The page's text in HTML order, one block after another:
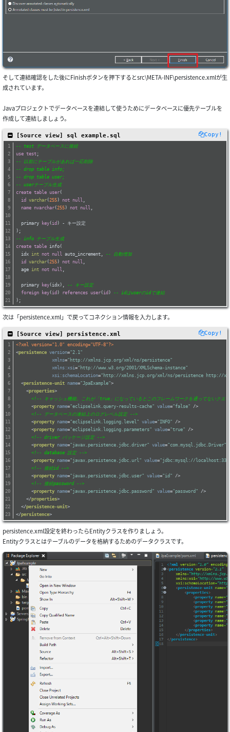
そして連結確認をした後にFinishボタンを押下するとsrc\META-INF\persistence.xmlが生
成されています。
Javaプロジェクトでデータベースを連結して使うためにデータベースに優先テーブルを
作成して連結しましょう。
Copy!
[Source view] sql example.sql
-- test データベースに接続
use test ;
-- 以前にテーブルがあれば一応削除
-- drop table info;
-- drop table user;
-- userテーブル生成
create table user (
id varchar (255 ) not null
name nvarchar (255 ) not null
  primary
key ( id ) - キー設定
);
-- info テーブル生成
create table info(
  idx
int not null auto_increment, -- 自動増加
id varchar (255 ) not null
  age
int not null
  primary
key (idx), -- キー設定
foreign
key ( id ) references user ( id ) -- idはuserのidで連結
);
次は「persistence.xml」で戻ってコネクション情報を入力します。
Copy!
[Source view] persistence.xml
<?xml version="1.0" encoding="UTF-8"?>
<persistence version="2.1"
xmlns="http://xmlns.jcp.org/xml/ns/persistence"
xmlns:xsi ="http://www.w3.org/2001/XMLSchema-instance"
xsi:schemaLocation="http://xmlns.jcp.org/xml/ns/persistence http://
<persistence-unit name="JpaExample">
<properties>
<!-- キャッシュ機能。これが「true」になっているとこのフレームワークを通ってないクエ
<property name="eclipselink.query-results-cache" value="false" />
<!-- データベースの連結上のログレベル設定 -->
<property name="eclipselink.logging.level" value="INFO" />
<property name="eclipselink.logging.parameters" value="true" />
<!-- driver パッケージ設定 -->
<property name="javax.persistence.jdbc.driver" value="com.mysql.jdbc.Driver"
<!-- database 設定 -->
<property name="javax.persistence.jdbc.url" value="jdbc:mysql://
<!-- 接続id -->
<property name="javax.persistence.jdbc.user" value="id" />
<!-- 接続password -->
<property name="javax.persistence.jdbc.password" value="password" />
</properties>
</persistence-unit>
</persistence>
persistence.xml設定を終わったらEntityクラスを作りましょう。
Entityクラスとはテーブルのデータを格納するためのデータクラスです。